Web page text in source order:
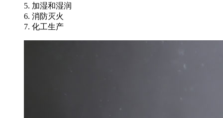
5. 加湿和湿润
6. 消防灭火
7. 化工生产